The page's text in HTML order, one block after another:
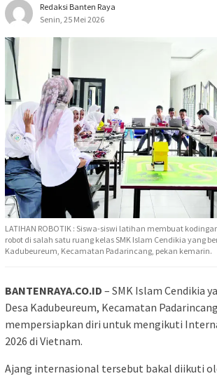
Redaksi Banten Raya
Senin, 25 Mei 2026
LATIHAN ROBOTIK : Siswa-siswi latihan membuat
robot di salah satu ruang kelas SMK Islam Cendikia yang
Kadubeureum, Kecamatan Padarincang, pekan kemarin.
BANTENRAYA.CO.ID – SMK Islam Cendikia
Desa Kadubeureum, Kecamatan
mempersiapkan diri untuk mengikuti
2026 di Vietnam.
Ajang internasional tersebut bakal diikuti